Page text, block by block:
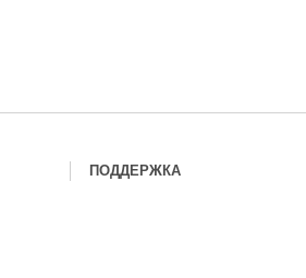
ПОДДЕРЖКА